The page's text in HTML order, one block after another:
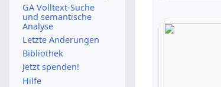
GA Volltext-Suche
und semantische
Analyse
Letzte Änderungen
Bibliothek
Jetzt spenden!
Hilfe